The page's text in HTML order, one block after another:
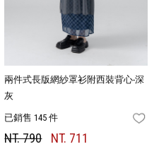
FAVORITES
兩件式長版網紗罩衫附西裝背心-深
灰
已銷售 145 件
NT. 790 NT. 711